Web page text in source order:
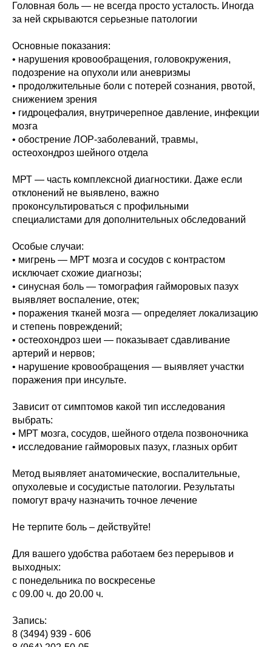
Головная боль — не всегда просто усталость. Иногда
за ней скрываются серьезные патологии
Основные показания:
• нарушения кровообращения, головокружения,
подозрение на опухоли или аневризмы
• продолжительные боли с потерей сознания, рвотой,
снижением зрения
• гидроцефалия, внутричерепное давление, инфекции
мозга
• обострение ЛОР-заболеваний, травмы,
остеохондроз шейного отдела
МРТ — часть комплексной диагностики. Даже если
отклонений не выявлено, важно
проконсультироваться с профильными
специалистами для дополнительных обследований
Особые случаи:
• мигрень — МРТ мозга и сосудов с контрастом
исключает схожие диагнозы;
• синусная боль — томография гайморовых пазух
выявляет воспаление, отек;
• поражения тканей мозга — определяет локализацию
и степень повреждений;
• остеохондроз шеи — показывает сдавливание
артерий и нервов;
• нарушение кровообращения — выявляет участки
поражения при инсульте.
Зависит от симптомов какой тип исследования
выбрать:
• МРТ мозга, сосудов, шейного отдела позвоночника
• исследование гайморовых пазух, глазных орбит
Метод выявляет анатомические, воспалительные,
опухолевые и сосудистые патологии. Результаты
помогут врачу назначить точное лечение
Не терпите боль – действуйте!
Для вашего удобства работаем без перерывов и
выходных:
с понедельника по воскресенье
с 09.00 ч. до 20.00 ч.
Запись:
8 (3494) 939 - 606